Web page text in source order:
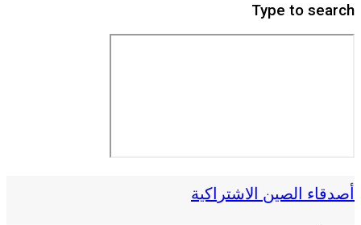
Type to search
أصدقاء الصين الاشتراكية